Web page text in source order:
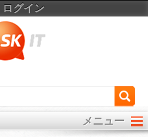
ログイン
メニュー